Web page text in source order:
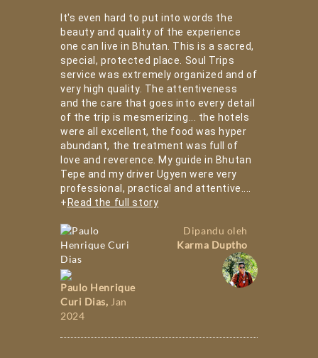
It's even hard to put into words the
beauty and quality of the experience
one can live in Bhutan. This is a sacred,
special, protected place. Soul Trips
service was extremely organized and of
very high quality. The attentiveness
and the care that goes into every detail
of the trip is mesmerizing... the hotels
were all excellent, the food was hyper
abundant, the treatment was full of
love and reverence. My guide in Bhutan
Tepe and my driver Ugyen were very
professional, practical and attentive....
+ Read the full story
Paulo Henrique
Curi Dias, Jan
2024
Dipandu oleh
Karma Duptho